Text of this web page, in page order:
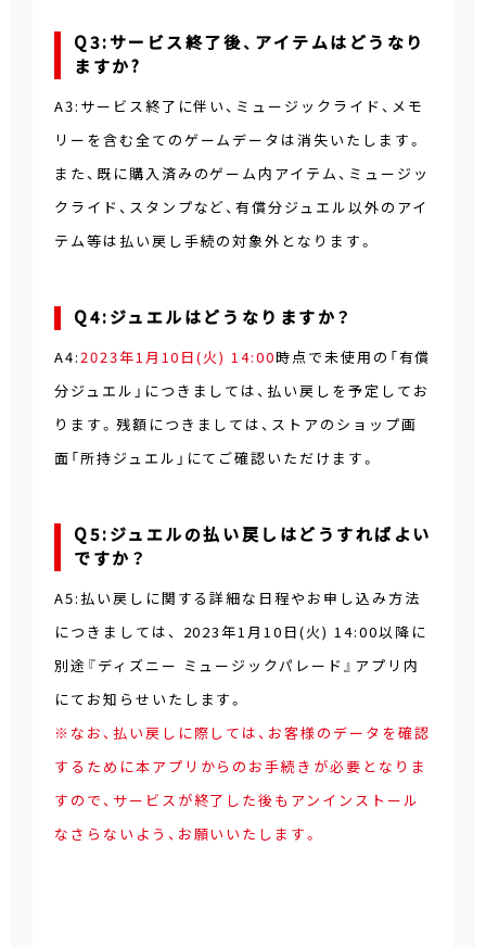
Q3:サービス終了後、アイテムはどうなり
ますか?
A3:サービス終了に伴い、ミュージックライド、メモ
リーを含む全てのゲームデータは消失いたします。
また、既に購入済みのゲーム内アイテム、ミュージッ
クライド、スタンプなど、有償分ジュエル以外のアイ
テム等は払い戻し手続の対象外となります。
Q4:ジュエルはどうなりますか？
A4:2023年1月10日(火) 14:00時点で未使用の「有償
分ジュエル」につきましては、払い戻しを予定してお
ります。残額につきましては、ストアのショップ画
面「所持ジュエル」にてご確認いただけます。
Q5:ジュエルの払い戻しはどうすればよい
ですか？
A5:払い戻しに関する詳細な日程やお申し込み方法
につきましては、 2023年1月10日(火) 14:00以降に
別途『ディズニー ミュージックパレード』アプリ内
にてお知らせいたします。
※なお、払い戻しに際しては、お客様のデータを確認
するために本アプリからのお手続きが必要となりま
すので、サービスが終了した後もアンインストール
なさらないよう、お願いいたします。